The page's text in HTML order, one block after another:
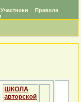
Участники
Правила
ШКОЛА
авторской